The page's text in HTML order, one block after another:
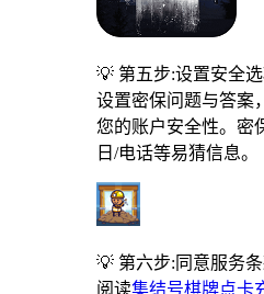
💡 第五步:设置安全
设置密保问题与答案
您的账户安全性。密
日/电话等易猜信息。
💡 第六步:同意服务
阅读集结号棋牌点卡